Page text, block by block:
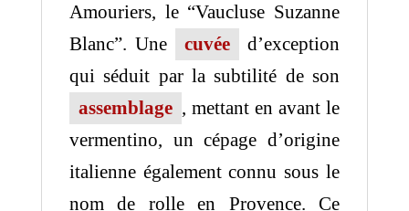
Amouriers, le “Vaucluse Suzanne
Blanc”. Une
cuvée
d’exception
qui séduit par la subtilité de son
assemblage , mettant en avant le
vermentino, un cépage d’origine
italienne également connu sous le
nom de rolle en Provence. Ce